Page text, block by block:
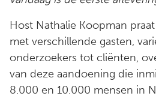
Host Nathalie Koopman
met verschillende gasten,
onderzoekers tot cliënten,
van deze aandoening die
8.000 en 10.000 mensen in